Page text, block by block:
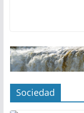
Sociedad